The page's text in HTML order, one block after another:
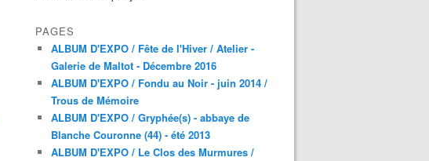
PAGES
ALBUM D'EXPO / Fête de l'Hiver / Atelier -
Galerie de Maltot - Décembre 2016
ALBUM D'EXPO / Fondu au Noir - juin 2014 /
Trous de Mémoire
ALBUM D'EXPO / Gryphée(s) - abbaye de
Blanche Couronne (44) - été 2013
ALBUM D'EXPO / Le Clos des Murmures /